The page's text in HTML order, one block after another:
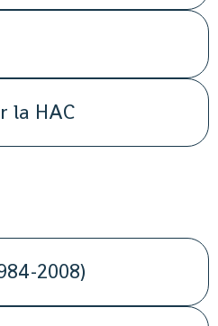
la HAC
2008)